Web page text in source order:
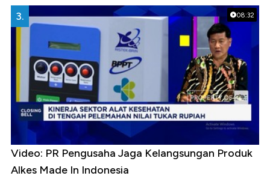
08:32
3.
Video: PR Pengusaha Jaga Kelangsungan Produk
Alkes Made In Indonesia